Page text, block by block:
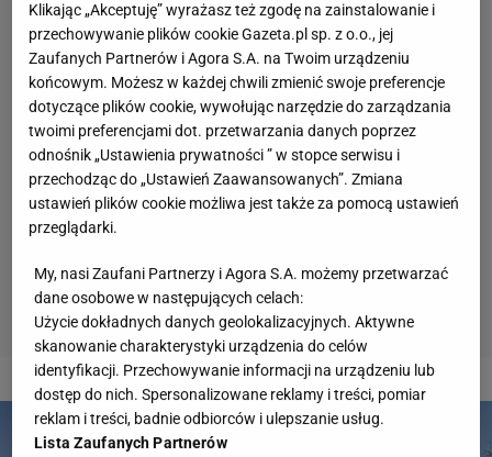
2 z 12
Klikając „Akceptuję” wyrażasz też zgodę na zainstalowanie i
przechowywanie plików cookie Gazeta.pl sp. z o.o., jej
Zaufanych Partnerów i Agora S.A. na Twoim urządzeniu
końcowym. Możesz w każdej chwili zmienić swoje preferencje
dotyczące plików cookie, wywołując narzędzie do zarządzania
twoimi preferencjami dot. przetwarzania danych poprzez
odnośnik „Ustawienia prywatności ” w stopce serwisu i
przechodząc do „Ustawień Zaawansowanych”. Zmiana
ustawień plików cookie możliwa jest także za pomocą ustawień
przeglądarki.
My, nasi Zaufani Partnerzy i Agora S.A. możemy przetwarzać
dane osobowe w następujących celach:
Użycie dokładnych danych geolokalizacyjnych. Aktywne
skanowanie charakterystyki urządzenia do celów
identyfikacji. Przechowywanie informacji na urządzeniu lub
dostęp do nich. Spersonalizowane reklamy i treści, pomiar
reklam i treści, badnie odbiorców i ulepszanie usług.
Lista Zaufanych Partnerów